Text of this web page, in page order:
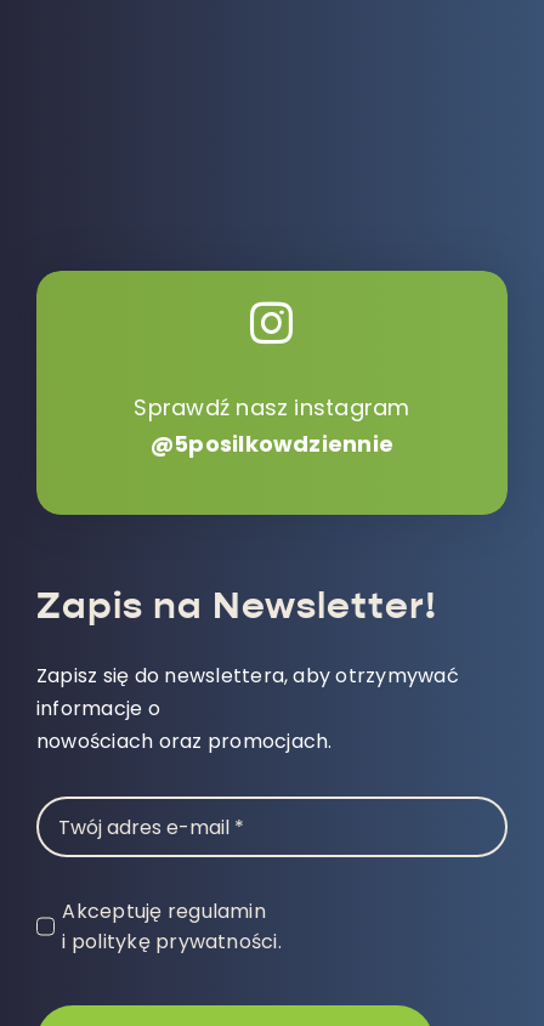
Sprawdź nasz instagram
@5posilkowdziennie
Zapis na Newsletter!
Zapisz się do newslettera, aby otrzymywać
informacje o
nowościach oraz promocjach.
Akceptuję regulamin
i politykę prywatności.